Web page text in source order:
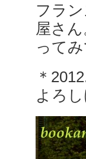
フラ
屋さ
って
＊
よろ